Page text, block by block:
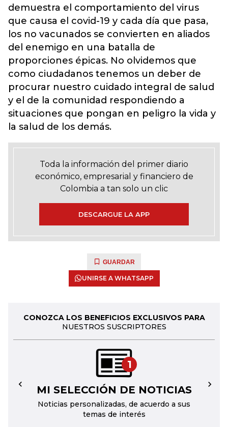
demuestra el comportamiento del virus
que causa el covid-19 y cada día que pasa,
los no vacunados se convierten en aliados
del enemigo en una batalla de
proporciones épicas. No olvidemos que
como ciudadanos tenemos un deber de
procurar nuestro cuidado integral de salud
y el de la comunidad respondiendo a
situaciones que pongan en peligro la vida y
la salud de los demás.
Toda la información del primer diario
económico, empresarial y financiero de
Colombia a tan solo un clic
DESCARGUE LA APP
GUARDAR
UNIRSE A WHATSAPP
CONOZCA LOS BENEFICIOS EXCLUSIVOS PARA
NUESTROS SUSCRIPTORES
1
MI SELECCIÓN DE NOTICIAS
Noticias personalizadas, de acuerdo a sus
temas de interés
← →